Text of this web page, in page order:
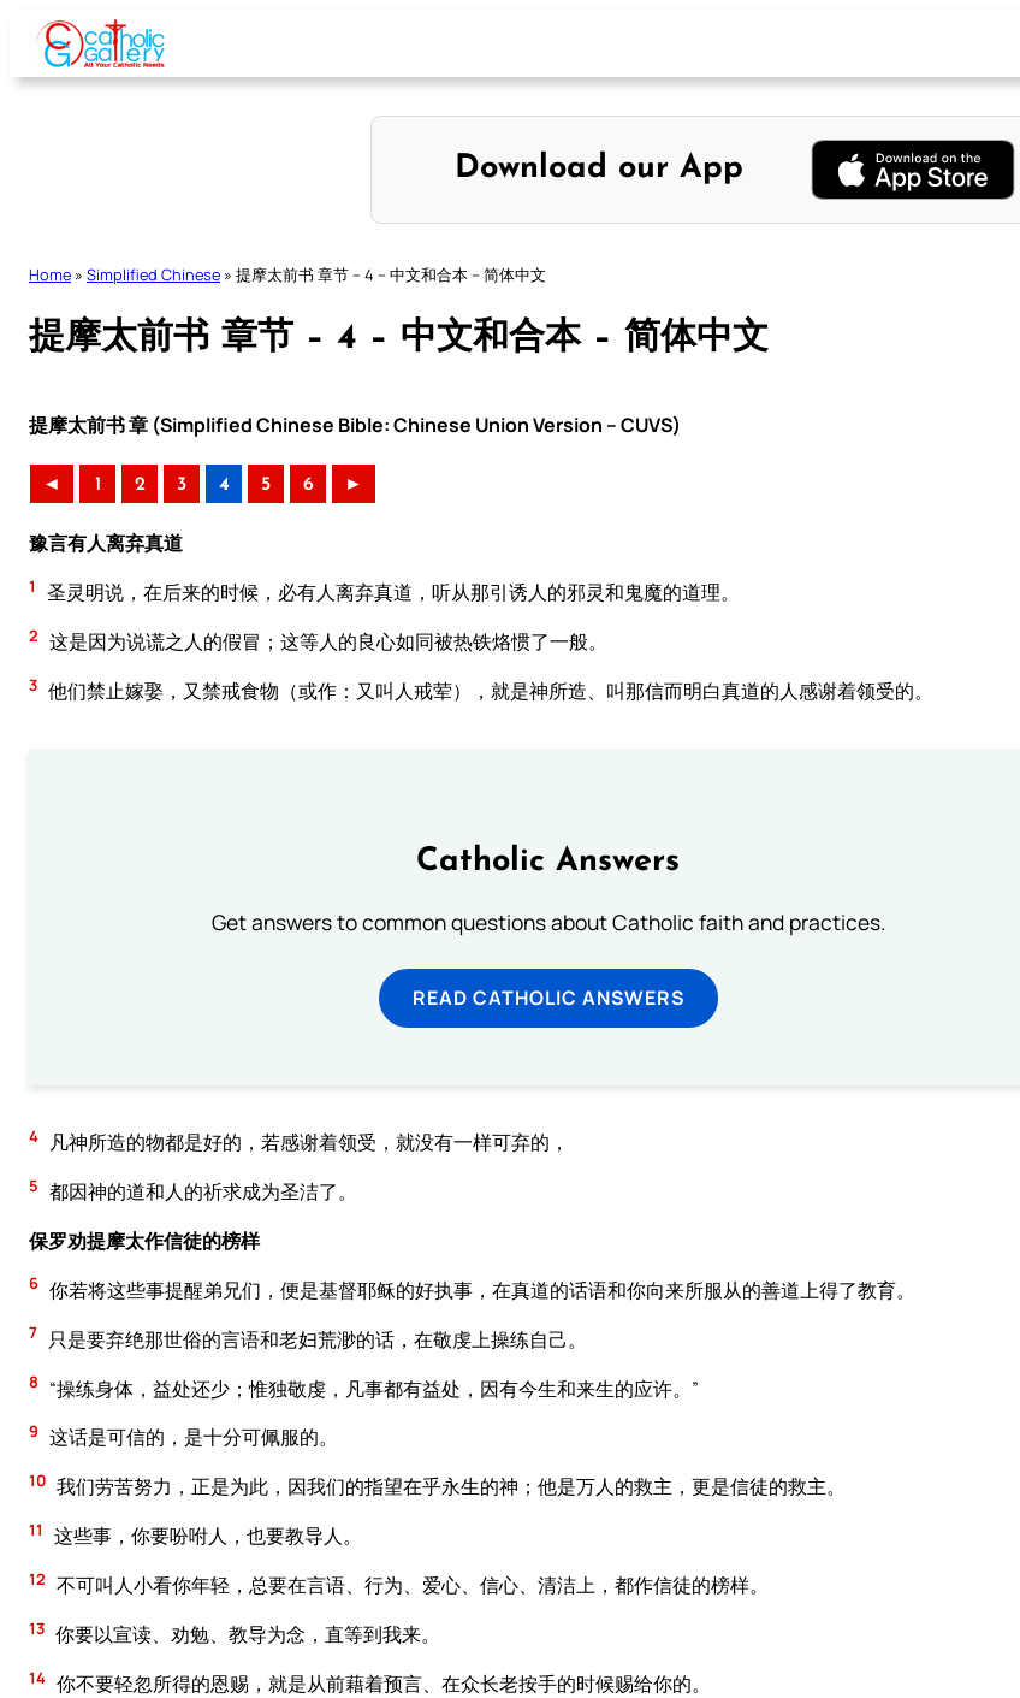
Skip
content
Download our App
Home » Simplified Chinese » 提摩太前书 章节 – 4 – 中文和合本 – 简体中文
提摩太前书 章节 – 4 – 中文和合本 – 简体中文
提摩太前书 章 (Simplified Chinese Bible: Chinese Union Version – CUVS)
◄ 1 2 3 4 5 6 ►
豫言有人离弃真道
1 圣灵明说，在后来的时候，必有人离弃真道，听从那引诱人的邪灵和鬼魔的道理。
2 这是因为说谎之人的假冒；这等人的良心如同被热铁烙惯了一般。
3 他们禁止嫁娶，又禁戒食物（或作：又叫人戒荤），就是神所造、叫那信而明白真道的人感谢着领受的。
Catholic Answers
Get answers to common questions about Catholic faith and practices.
READ CATHOLIC ANSWERS
4 凡神所造的物都是好的，若感谢着领受，就没有一样可弃的，
5 都因神的道和人的祈求成为圣洁了。
保罗劝提摩太作信徒的榜样
6 你若将这些事提醒弟兄们，便是基督耶稣的好执事，在真道的话语和你向来所服从的善道上得了教育。
7 只是要弃绝那世俗的言语和老妇荒渺的话，在敬虔上操练自己。
8 “操练身体，益处还少；惟独敬虔，凡事都有益处，因有今生和来生的应许。”
9 这话是可信的，是十分可佩服的。
10 我们劳苦努力，正是为此，因我们的指望在乎永生的神；他是万人的救主，更是信徒的救主。
11 这些事，你要吩咐人，也要教导人。
12 不可叫人小看你年轻，总要在言语、行为、爱心、信心、清洁上，都作信徒的榜样。
13 你要以宣读、劝勉、教导为念，直等到我来。
14 你不要轻忽所得的恩赐，就是从前藉着预言、在众长老按手的时候赐给你的。